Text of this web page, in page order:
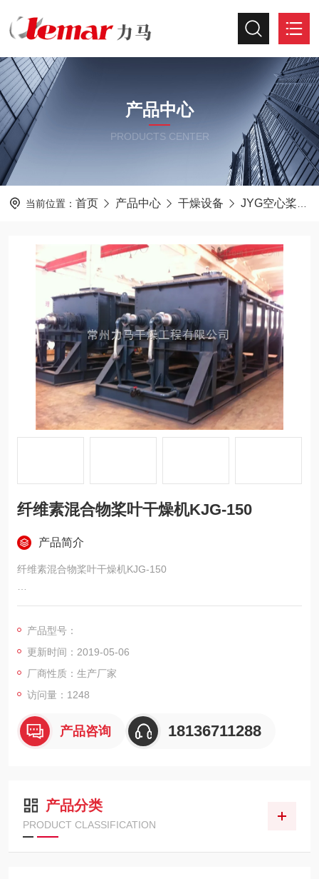
产品中心
PRODUCTS CENTER
当前位置： 首页 产品中心 干燥设备 JYG空心桨叶干燥机
纤维素混合物桨叶干燥机KJG-150
产品简介
纤维素混合物桨叶干燥机KJG-150
物料名称：纤维素混合物
处理量：18.7T/h
初水分： 55 %
干燥温度：75～80℃
产品型号：
更新时间：2019-05-06
厂商性质：生产厂家
访问量：1248
产品咨询 18136711288
产品分类
PRODUCT CLASSIFICATION